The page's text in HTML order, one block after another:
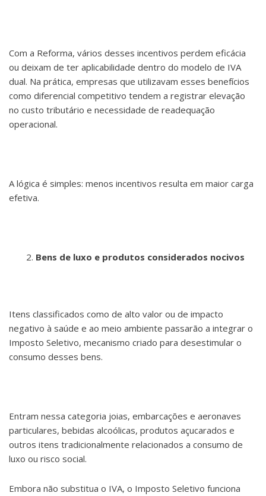
Com a Reforma, vários desses incentivos perdem eficácia
ou deixam de ter aplicabilidade dentro do modelo de IVA
dual. Na prática, empresas que utilizavam esses benefícios
como diferencial competitivo tendem a registrar elevação
no custo tributário e necessidade de readequação
operacional.
A lógica é simples: menos incentivos resulta em maior carga
efetiva.
Bens de luxo e produtos considerados nocivos
Itens classificados como de alto valor ou de impacto
negativo à saúde e ao meio ambiente passarão a integrar o
Imposto Seletivo, mecanismo criado para desestimular o
consumo desses bens.
Entram nessa categoria joias, embarcações e aeronaves
particulares, bebidas alcoólicas, produtos açucarados e
outros itens tradicionalmente relacionados a consumo de
luxo ou risco social.
Embora não substitua o IVA, o Imposto Seletivo funciona